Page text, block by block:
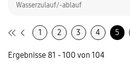
Wasserzulauf/-ablauf
1 2 3 4 5
Ergebnisse 81 - 100 von 104